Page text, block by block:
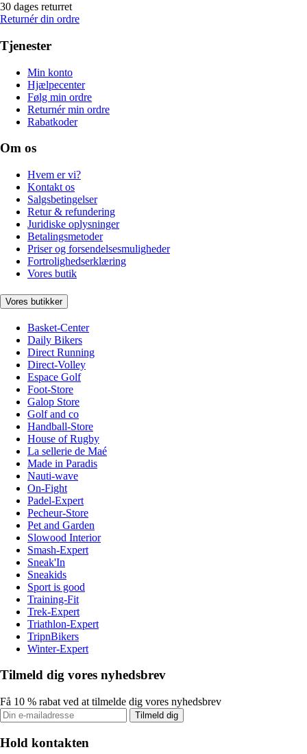
30 dages returret
Returnér din ordre
Tjenester
Min konto
Hjælpecenter
Følg min ordre
Returnér min ordre
Rabatkoder
Om os
Hvem er vi?
Kontakt os
Salgsbetingelser
Retur & refundering
Juridiske oplysninger
Betalingsmetoder
Priser og forsendelsesmuligheder
Fortrolighedserklæring
Vores butik
Vores butikker
Basket-Center
Daily Bikers
Direct Running
Direct-Volley
Espace Golf
Foot-Store
Galop Store
Golf and co
Handball-Store
House of Rugby
La sellerie de Maé
Made in Paradis
Nauti-wave
On-Fight
Padel-Expert
Pecheur-Store
Pet and Garden
Slowood Interior
Smash-Expert
Sneak'In
Sneakids
Sport is good
Training-Fit
Trek-Expert
Triathlon-Expert
TripnBikers
Winter-Expert
Tilmeld dig vores nyhedsbrev
Få 10 % rabat ved at tilmelde dig vores nyhedsbrev
Tilmeld dig
Hold kontakten